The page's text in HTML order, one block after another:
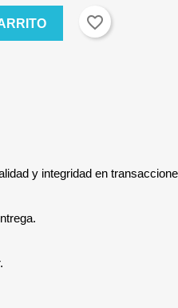
favorite_border
y integridad en